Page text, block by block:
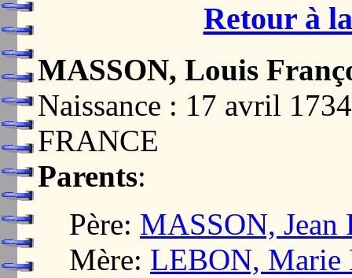
Retour à
MASSON, Louis
Naissance : 17 avril
FRANCE
Parents:
Père: MASSON, Jean
Mère: LEBON, Marie